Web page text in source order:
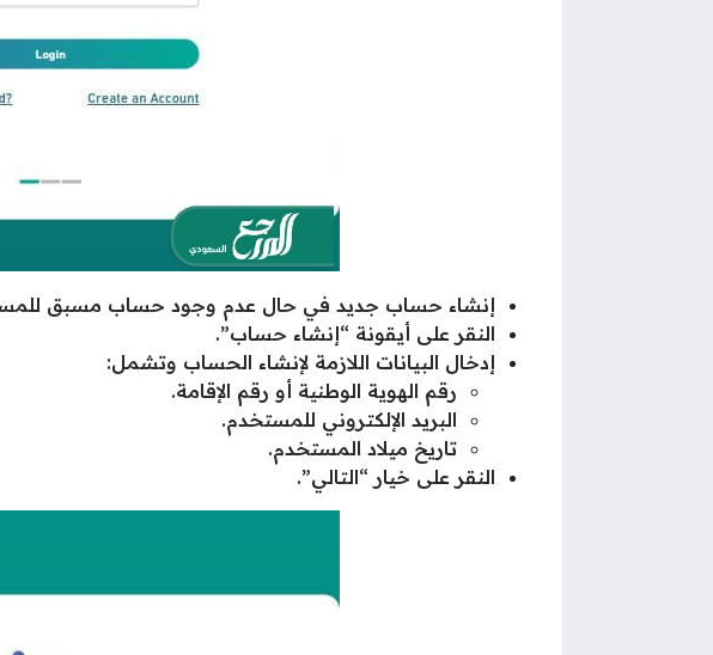
إنشاء حساب جديد في حال عدم وجود حساب مسبق
النقر على أيقونة “إنشاء حساب”.
إدخال البيانات اللازمة لإنشاء الحساب وتشمل:
رقم الهوية الوطنية أو رقم الإقامة.
البريد الإلكتروني للمستخدم.
تاريخ ميلاد المستخدم.
النقر على خيار “التالي”.